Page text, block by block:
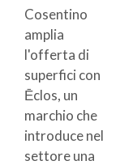
Cosentino
amplia
l'offerta di
superfici con
Ēclos, un
marchio che
introduce nel
settore una